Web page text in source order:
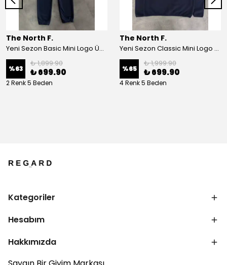
The North F.
Yeni Sezon Basic Mini Logo Üç İplik Eşofman Altı
%63
₺ 1,899.90
₺ 699.90
2 Renk 5 Beden
The North F.
Yeni Sezon Classic Mini Logo Yarım Fermuarlı Polar
%65
₺ 1,999.90
₺ 699.90
4 Renk 5 Beden
Kategoriler
Hesabım
Hakkımızda